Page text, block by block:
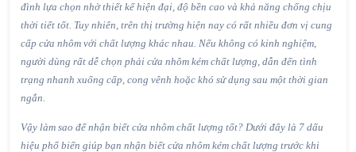
đình lựa chọn nhờ thiết kế hiện đại, độ bền cao và khả năng chống chịu
thời tiết tốt. Tuy nhiên, trên thị trường hiện nay có rất nhiều đơn vị cung
cấp cửa nhôm với chất lượng khác nhau. Nếu không có kinh nghiệm,
người dùng rất dễ chọn phải cửa nhôm kém chất lượng, dẫn đến tình
trạng nhanh xuống cấp, cong vênh hoặc khó sử dụng sau một thời gian
ngắn.
Vậy làm sao để nhận biết cửa nhôm chất lượng tốt? Dưới đây là 7 dấu
hiệu phổ biến giúp bạn nhận biết cửa nhôm kém chất lượng trước khi